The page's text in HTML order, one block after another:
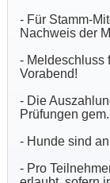
- Für Stamm-
Nachweis der
- Meldeschluss
Vorabend!
- Die
Prüfungen
- Hunde sind
- Pro